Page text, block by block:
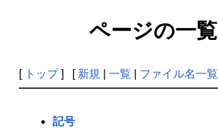
ページの一覧
[ トップ] [ 新規 一覧 ファイル名一覧
記号